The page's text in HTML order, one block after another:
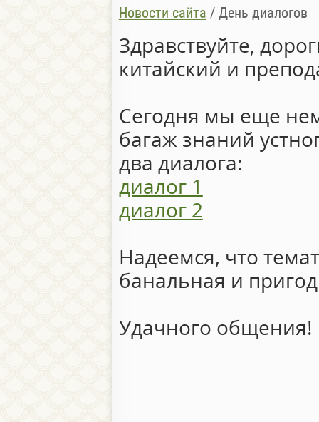
Новости сайта / День диалогов
Здравствуйте,
китайский и
Сегодня мы еще
багаж знаний
два диалога:
диалог 1
диалог 2
Надеемся, что
банальная и
Удачного общения!